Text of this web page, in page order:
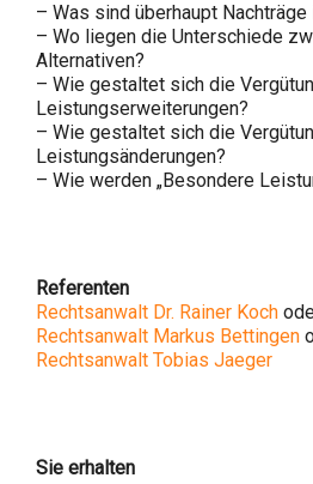
– Was sind überhaupt
– Wo liegen die Unterschiede
Alternativen?
– Wie gestaltet sich die
Leistungserweiterungen?
– Wie gestaltet sich die
Leistungsänderungen?
– Wie werden „Besondere
Referenten
Rechtsanwalt Dr. Rainer Koch
Rechtsanwalt Markus Bettingen
Rechtsanwalt Tobias Jaeger
Sie erhalten